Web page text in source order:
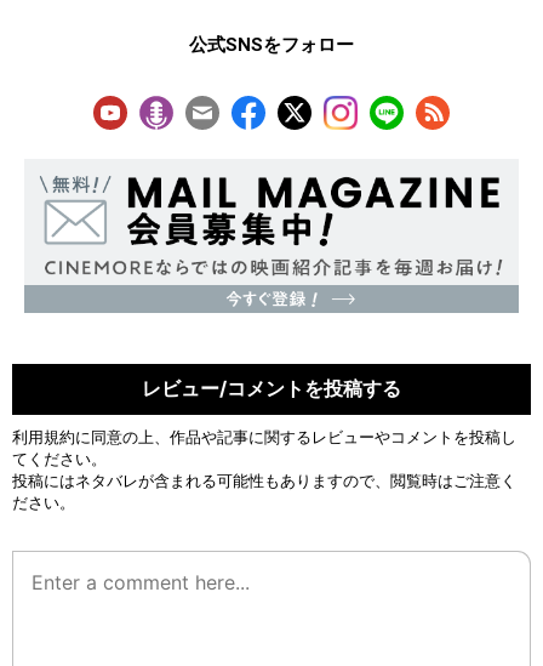
公式SNSをフォロー
レビュー/コメントを投稿する
利用規約に同意の上、作品や記事に関するレビューやコメントを投稿し
てください。
投稿にはネタバレが含まれる可能性もありますので、閲覧時はご注意く
ださい。